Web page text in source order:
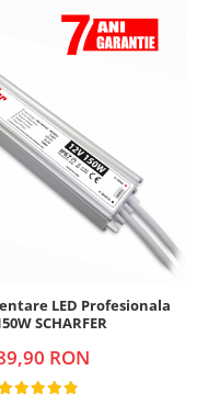
LED Profesionala
SCHARFER
RON